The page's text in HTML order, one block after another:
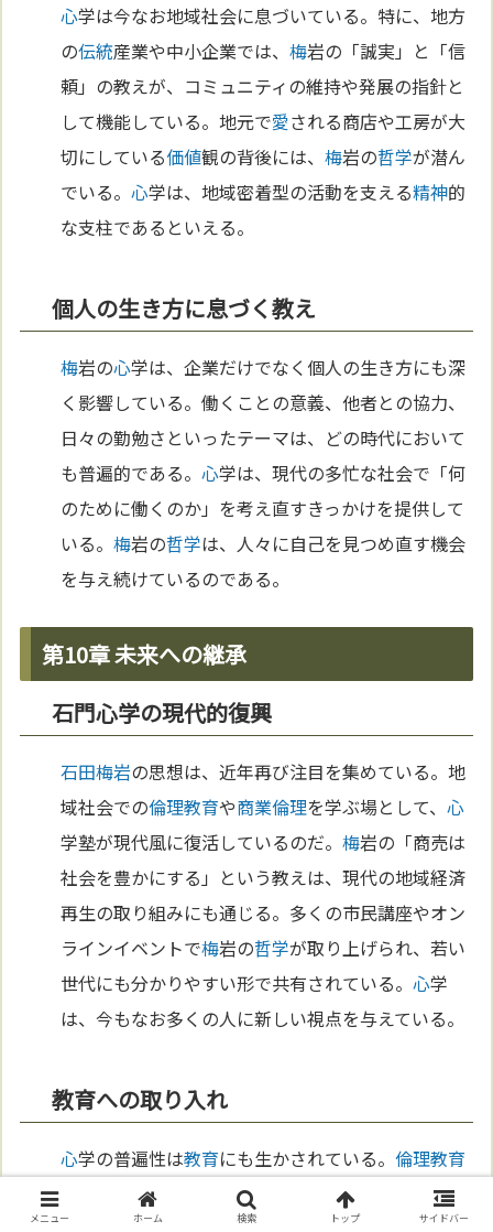
心学は今なお地域社会に息づいている。特に、地方
の伝統産業や中小企業では、梅岩の「誠実」と「信
頼」の教えが、コミュニティの維持や発展の指針と
して機能している。地元で愛される商店や工房が大
切にしている価値観の背後には、梅岩の哲学が潜ん
でいる。心学は、地域密着型の活動を支える精神的
な支柱であるといえる。
個人の生き方に息づく教え
梅岩の心学は、企業だけでなく個人の生き方にも深
く影響している。働くことの意義、他者との協力、
日々の勤勉さといったテーマは、どの時代において
も普遍的である。心学は、現代の多忙な社会で「何
のために働くのか」を考え直すきっかけを提供して
いる。梅岩の哲学は、人々に自己を見つめ直す機会
を与え続けているのである。
第10章 未来への継承
石門心学の現代的復興
石田梅岩の思想は、近年再び注目を集めている。地
域社会での倫理教育や商業倫理を学ぶ場として、心
学塾が現代風に復活しているのだ。梅岩の「商売は
社会を豊かにする」という教えは、現代の地域経済
再生の取り組みにも通じる。多くの市民講座やオン
ラインイベントで梅岩の哲学が取り上げられ、若い
世代にも分かりやすい形で共有されている。心学
は、今もなお多くの人に新しい視点を与えている。
教育への取り入れ
心学の普遍性は教育にも生かされている。倫理教育
やキャリア教育 の場で、
岩の「誠実さ」や「勤勉
メニュー ホーム 検索 トップ サイドバー